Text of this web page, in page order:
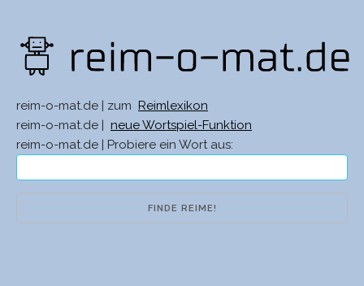
reim-o-mat.de | zum
Reimlexikon
reim-o-mat.de |
neue Wortspiel-Funktion
reim-o-mat.de | Probiere ein Wort aus: